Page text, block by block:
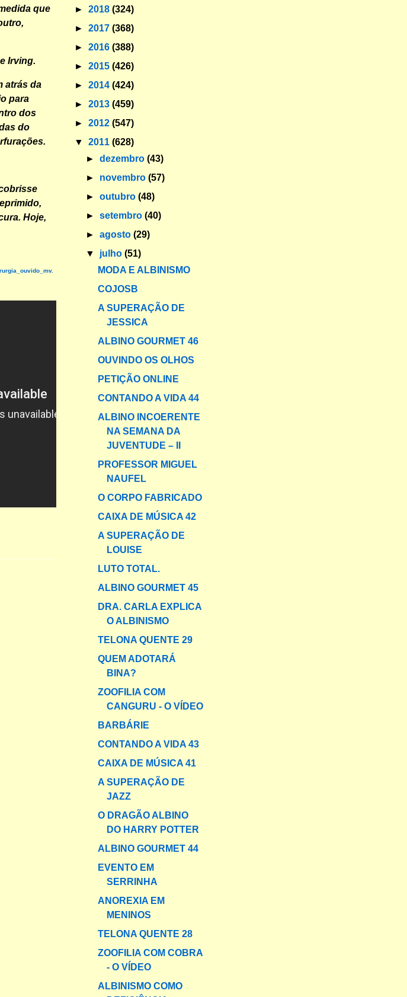
que
Irving.
atrás da
para
dos
do
Hoje,
► 2018 (324)
► 2017 (368)
► 2016 (388)
► 2015 (426)
► 2014 (424)
► 2013 (459)
► 2012 (547)
▼ 2011 (628)
►dezembro(43)
► novembro(57)
►outubro(48)
►setembro(40)
►agosto(29)
▼ julho(51)
MODA E ALBINISMO
COJOSB
A SUPERAÇÃO DE
JESSICA
ALBINO GOURMET 46
OUVINDO OS OLHOS
PETIÇÃO ONLINE
CONTANDO A VIDA 44
ALBINO INCOERENTE
NA SEMANA DA
JUVENTUDE – II
PROFESSOR MIGUEL
NAUFEL
O CORPO FABRICADO
CAIXA DE MÚSICA 42
A SUPERAÇÃO DE
LOUISE
LUTO TOTAL.
ALBINO GOURMET 45
DRA. CARLA EXPLICA
O ALBINISMO
TELONA QUENTE 29
QUEM ADOTARÁ
BINA?
ZOOFILIA COM
CANGURU - O VÍDEO
BARBÁRIE
CONTANDO A VIDA 43
CAIXA DE MÚSICA 41
A SUPERAÇÃO DE
JAZZ
O DRAGÃO ALBINO
DO HARRY POTTER
ALBINO GOURMET 44
EVENTO EM
SERRINHA
ANOREXIA EM
MENINOS
TELONA QUENTE 28
ZOOFILIA COM COBRA
- O VÍDEO
ALBINISMO COMO